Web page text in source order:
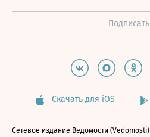
Скачать для iOS
Сетевое издание Ведомости (Vedomosti)